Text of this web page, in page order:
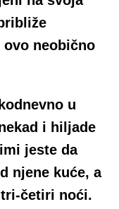
neobično
u
i hiljade
jeste da
njene kuće, a
četiri noći.